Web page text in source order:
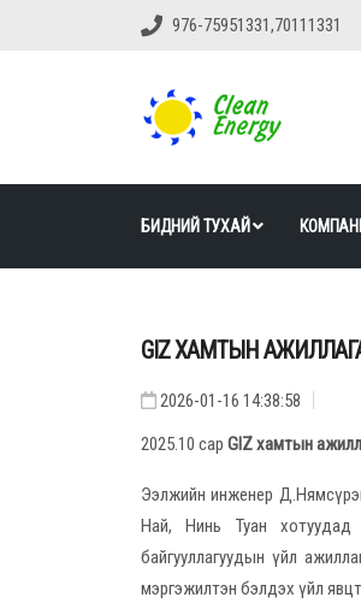
976-75951331,70111331
БИДНИЙ ТУХАЙ
GIZ ХАМТЫН
2026-01-16 14:38:58
2025.10 сар GIZ хамтын
Ээлжийн инженер
Най, Нинь Туан хотуудад
байгууллагуудын үйл
мэргэжилтэн бэлдэх үйл